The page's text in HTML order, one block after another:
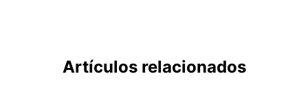
Artículos relacionados